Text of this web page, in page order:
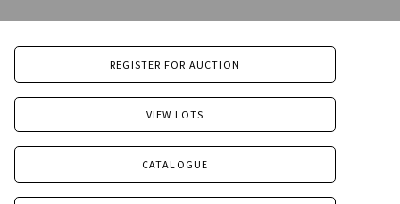
REGISTER FOR AUCTION
VIEW LOTS
CATALOGUE